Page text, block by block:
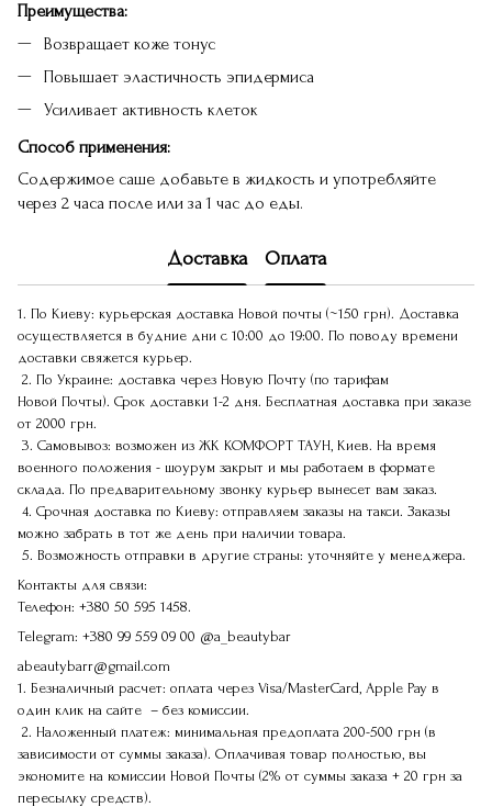
Преимущества:
Возвращает коже тонус
Повышает эластичность эпидермиса
Усиливает активность клеток
Способ применения:
Содержимое саше добавьте в жидкость и употребляйте
через 2 часа после или за 1 час до еды.
Доставка Оплата
1. По Киеву: курьерская доставка Новой почты (~150 грн). Доставка
осуществляется в будние дни с 10:00 до 19:00. По поводу времени
доставки свяжется курьер.
2. По Украине: доставка через Новую Почту (по тарифам
Новой Почты). Срок доставки 1-2 дня. Бесплатная доставка при заказе
от 2000 грн.
3. Самовывоз: возможен из ЖК КОМФОРТ ТАУН, Киев. На время
военного положения - шоурум закрыт и мы работаем в формате
склада. По предварительному звонку курьер вынесет вам заказ.
4. Срочная доставка по Киеву: отправляем заказы на такси. Заказы
можно забрать в тот же день при наличии товара.
5. Возможность отправки в другие страны: уточняйте у менеджера.
Контакты для связи:
Телефон: +380 50 595 1458.
Telegram: +380 99 559 09 00 @a_beautybar
abeautybarr@gmail.com
1. Безналичный расчет: оплата через Visa/MasterCard, Apple Pay в
один клик на сайте – без комиссии.
2. Наложенный платеж: минимальная предоплата 200-500 грн (в
зависимости от суммы заказа). Оплачивая товар полностью, вы
экономите на комиссии Новой Почты (2% от суммы заказа + 20 грн за
пересылку средств).